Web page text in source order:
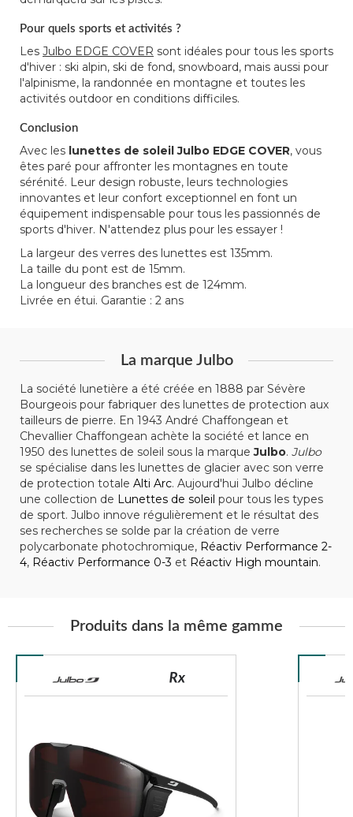
Pour quels sports et activités ?
Les Julbo EDGE COVER sont idéales pour tous les sports
d'hiver : ski alpin, ski de fond, snowboard, mais aussi pour
l'alpinisme, la randonnée en montagne et toutes les
activités outdoor en conditions difficiles.
Conclusion
Avec les lunettes de soleil Julbo EDGE COVER, vous
êtes paré pour affronter les montagnes en toute
sérénité. Leur design robuste, leurs technologies
innovantes et leur confort exceptionnel en font un
équipement indispensable pour tous les passionnés de
sports d'hiver. N'attendez plus pour les essayer !
La largeur des verres des lunettes est 135mm.
La taille du pont est de 15mm.
La longueur des branches est de 124mm.
Livrée en étui. Garantie : 2 ans
La marque Julbo
La société lunetière a été créée en 1888 par Sévère
Bourgeois pour fabriquer des lunettes de protection aux
tailleurs de pierre. En 1943 André Chaffongean et
Chevallier Chaffongean achète la société et lance en
1950 des lunettes de soleil sous la marqueJulbo. Julbo
se spécialise dans les lunettes de glacier avec son verre
de protection totale Alti Arc. Aujourd'hui Julbo décline
une collection de Lunettes de soleil pour tous les types
de sport. Julbo innove régulièrement et le résultat des
ses recherches se solde par la création de verre
polycarbonate photochromique, Réactiv Performance 2-
4, Réactiv Performance 0-3 et Réactiv High mountain.
Produits dans la même gamme